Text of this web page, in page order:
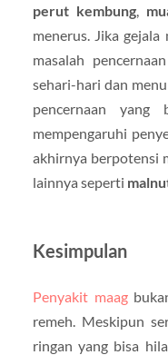
perut kembung,
menerus. Jika
masalah
sehari-hari dan
pencernaan yang
mempengaruhi
akhirnya berpotensi
lainnya seperti
Kesimpulan
Penyakit maag
remeh. Meskipun
ringan yang bisa